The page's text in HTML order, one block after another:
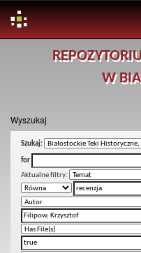
W
Wyszukaj
Szukaj:
for
Aktualne filtry: